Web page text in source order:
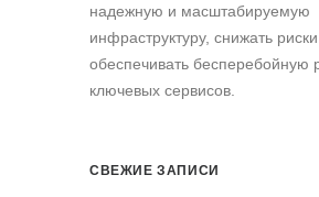
надежную и масштабируемую
инфраструктуру, снижать
обеспечивать бесперебойную
ключевых сервисов.
СВЕЖИЕ ЗАПИСИ